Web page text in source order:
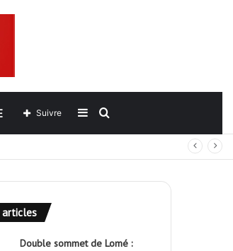
Rechercher
Sidebar
(barre
Suivre
articles
Double sommet de Lomé :